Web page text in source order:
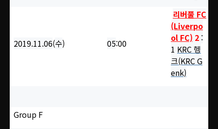
2019.11.06(수) 05:00
리버풀 FC
(Liverpo
ol FC) 2 :
1 KRC 헹
크(KRC G
enk)
Group F